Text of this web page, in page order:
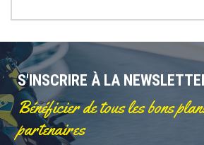
S'INSCRIRE À LA
Bénéficier de tous les bons
partenaires